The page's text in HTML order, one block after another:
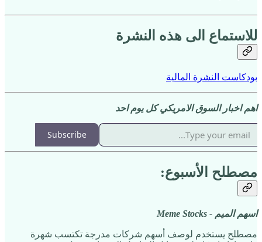
للاستماع الى هذه النشرة
بودكاست النشرة المالية
اهم اخبار السوق الامريكي كل يوم احد
Subscribe
مصطلح الأسبوع:
اسهم الميم - Meme Stocks
مصطلح يستخدم لوصف أسهم شركات مدرجة تكتسب شهرة